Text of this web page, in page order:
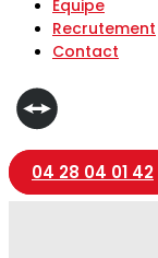
Équipe
Recrutement
Contact
04 28 04 01 42